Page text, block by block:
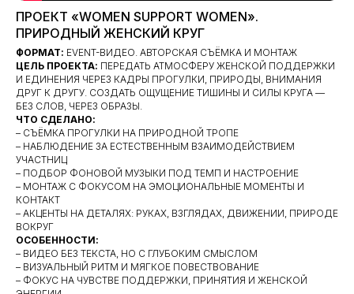
ПРОЕКТ «WOMEN SUPPORT WOMEN».
ПРИРОДНЫЙ ЖЕНСКИЙ КРУГ
ФОРМАТ: EVENT-ВИДЕО. АВТОРСКАЯ СЪЁМКА И МОНТАЖ
ЦЕЛЬ ПРОЕКТА: ПЕРЕДАТЬ АТМОСФЕРУ ЖЕНСКОЙ ПОДДЕРЖКИ
И ЕДИНЕНИЯ ЧЕРЕЗ КАДРЫ ПРОГУЛКИ, ПРИРОДЫ, ВНИМАНИЯ
ДРУГ К ДРУГУ. СОЗДАТЬ ОЩУЩЕНИЕ ТИШИНЫ И СИЛЫ КРУГА —
БЕЗ СЛОВ, ЧЕРЕЗ ОБРАЗЫ.
ЧТО СДЕЛАНО:
– СЪЁМКА ПРОГУЛКИ НА ПРИРОДНОЙ ТРОПЕ
– НАБЛЮДЕНИЕ ЗА ЕСТЕСТВЕННЫМ ВЗАИМОДЕЙСТВИЕМ
УЧАСТНИЦ
– ПОДБОР ФОНОВОЙ МУЗЫКИ ПОД ТЕМП И НАСТРОЕНИЕ
– МОНТАЖ С ФОКУСОМ НА ЭМОЦИОНАЛЬНЫЕ МОМЕНТЫ И
КОНТАКТ
– АКЦЕНТЫ НА ДЕТАЛЯХ: РУКАХ, ВЗГЛЯДАХ, ДВИЖЕНИИ, ПРИРОДЕ
ВОКРУГ
ОСОБЕННОСТИ:
– ВИДЕО БЕЗ ТЕКСТА, НО С ГЛУБОКИМ СМЫСЛОМ
– ВИЗУАЛЬНЫЙ РИТМ И МЯГКОЕ ПОВЕСТВОВАНИЕ
– ФОКУС НА ЧУВСТВЕ ПОДДЕРЖКИ, ПРИНЯТИЯ И ЖЕНСКОЙ